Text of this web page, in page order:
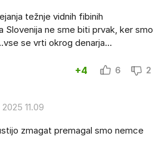
težnje vidnih fibinih
Slovenija ne sme biti prvak, ker smo
se vrti okrog denarja...
+4 6 2
2025 11.09
zmagat premagal smo nemce